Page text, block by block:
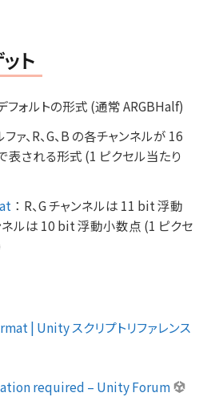
ト
フォルトの形式 (通常 ARGBHalf)
ファ、R、G、B の各チャンネルが 16
される形式 (1 ピクセル当たり
： R、G チャンネルは 11 bit 浮動
ネルは 10 bit 浮動小数点 (1 ピクセ
| Unity スクリプトリファレンス
required – Unity Forum